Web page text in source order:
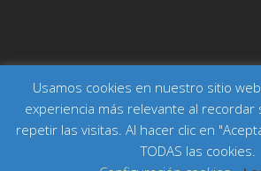
Copyright Hierros
InicioActualidad ContactoAviso legal
Política de cookiesCondiciones
Usamos cookies en nuestro sitio
experiencia más relevante al
repetir las visitas. Al hacer clic en
TODAS las cookies.